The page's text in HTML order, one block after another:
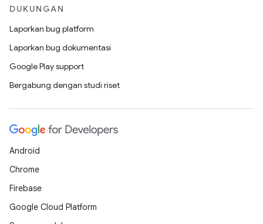
DUKUNGAN
Laporkan bug platform
Laporkan bug dokumentasi
Google Play support
Bergabung dengan studi riset
Android
Chrome
Firebase
Google Cloud Platform